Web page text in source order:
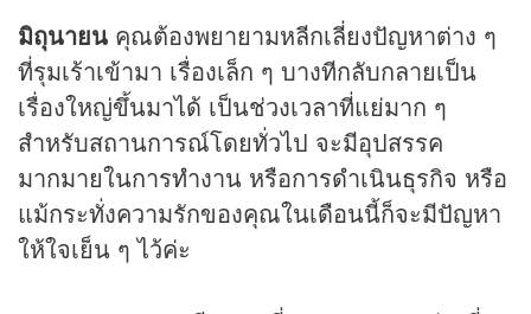
มิถุนายน คุณต้องพยายามหลีกเลี่ยงปัญหาต่าง ๆ
ที่รุมเร้าเข้ามา เรื่องเล็ก ๆ บางทีกลับกลายเป็น
เรื่องใหญ่ขึ้นมาได้ เป็นช่วงเวลาที่แย่มาก ๆ
สำหรับสถานการณ์โดยทั่วไป จะมีอุปสรรค
มากมายในการทำงาน หรือการดำเนินธุรกิจ หรือ
แม้กระทั่งความรักของคุณในเดือนนี้ก็จะมีปัญหา
ให้ใจเย็น ๆ ไว้ค่ะ